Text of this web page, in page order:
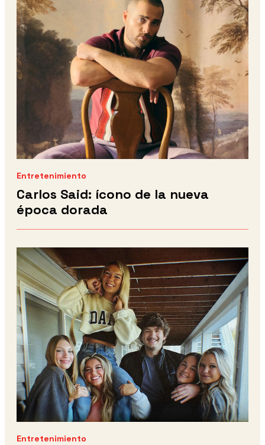
Entretenimiento
Carlos Said: ícono de la nueva
época dorada
Entretenimiento